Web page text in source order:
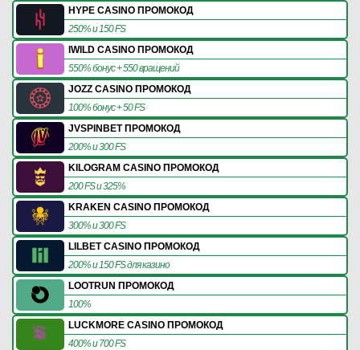
HYPE CASINO ПРОМОКОД
250% и 150 FS
IWILD CASINO ПРОМОКОД
550% бонус + 550 вращений
JOZZ CASINO ПРОМОКОД
100% бонус + 50 FS
JVSPINBET ПРОМОКОД
200% и 300 FS
KILOGRAM CASINO ПРОМОКОД
200 FS и 325%
KRAKEN CASINO ПРОМОКОД
300% и 300 FS
LILBET CASINO ПРОМОКОД
200% и 150 FS для казино
LOOTRUN ПРОМОКОД
100%
LUCKMORE CASINO ПРОМОКОД
400% и 700 FS